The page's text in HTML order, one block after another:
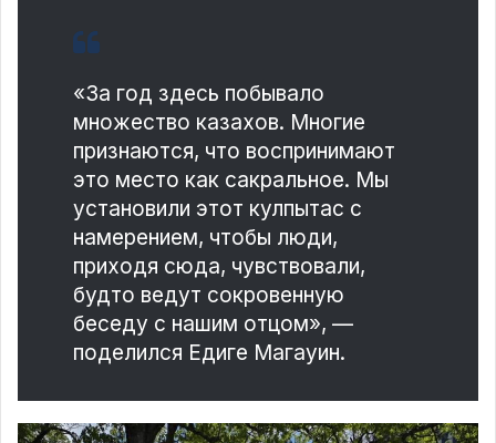
«За год здесь побывало
множество казахов. Многие
признаются, что воспринимают
это место как сакральное. Мы
установили этот кулпытас с
намерением, чтобы люди,
приходя сюда, чувствовали,
будто ведут сокровенную
беседу с нашим отцом», —
поделился Едиге Магауин.